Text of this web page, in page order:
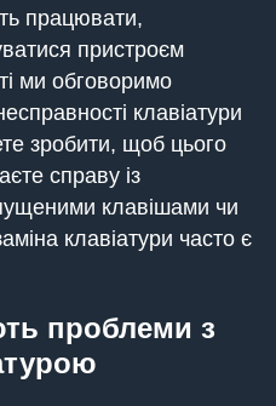
працювати,
пристроєм
ми обговоримо
клавіатури
зробити, щоб цього
справу із
клавішами чи
клавіатури часто є
проблеми з